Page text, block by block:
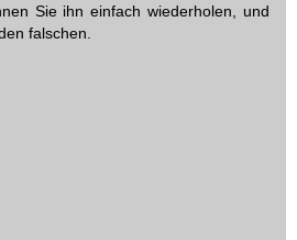
Sie ihn einfach wiederholen, und
falschen.